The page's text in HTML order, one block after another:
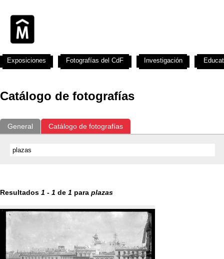
Catálogo de fotografías
General Catálogo de fotografías
Resultados 1 - 1 de 1 para plazas
Exposiciones Fotografías del CdF Investigación